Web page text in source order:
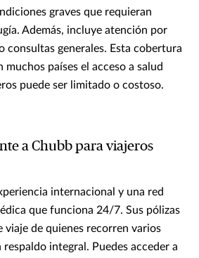
graves que requieran
Además, incluye atención por
consultas generales. Esta cobertura
muchos países el acceso a salud
puede ser limitado o costoso.
a Chubb para viajeros
internacional y una red
que funciona 24/7. Sus pólizas
viaje de quienes recorren varios
integral. Puedes acceder a